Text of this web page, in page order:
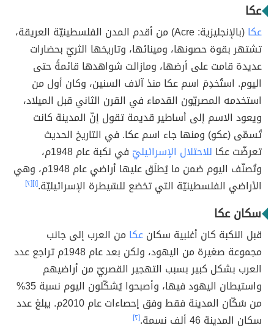
عكا
عكا
(بالإنجليزية: Acre) من أقدم المدن الفلسطينيّة العريقة،
تشتهر بقوة حصونها، ومينائها، وتاريخها الثريّ بحضارات
عديدة قامت على أرضها، ومازالت شواهدها قائمةً حتى
اليوم. استُخدِمَ اسم عكا منذ آلاف السنين، وكان أول من
استخدمه المصريّون القدماء في القرن الثاني قبل الميلاد،
ويعود الاسم إلى أساطير قديمة تقول إنّ المدينة كانت
تُسمّى (عكو) ومنها جاء اسم عكا. في التاريخ الحديث
تعرضّت عكا للاحتلال الإسرائيليّ
في نكبة عام 1948م،
وتُصنّف اليوم ضمن ما يُطلَق عليها أراضي عام 1948م، وهي
الأراضي الفلسطينيّة التي تخضع للسّيطرة الإسرائيليّة.[١] [٢]
سكان عكا
قبل النكبة كان أغلبية سكانعكا من العرب إلى جانب
مجموعة صغيرة من اليهود، ولكن بعد عام 1948م تراجع عدد
العرب بشكل كبير بسبب التهجير القصريّ من أراضيهم
واستيطان اليهود فيها، وأصبحوا يُشكّلون اليوم نسبة 35%
من سُكّان المدينة فقط وفق إحصاءات عام 2010م. يبلغ عدد
سكان المدينة 46 ألف نسمة.
[٢]